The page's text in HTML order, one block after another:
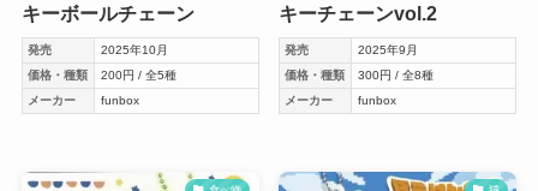
キーボールチェーン
発売
2025年10月
価格・種類
200円 / 全5種
メーカー
funbox
キーチェーンvol.2
発売
2025年9月
価格・種類
300円 / 全8種
メーカー
funbox